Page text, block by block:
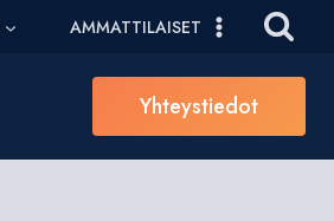
AMMATTILAISET
Yhteystiedot